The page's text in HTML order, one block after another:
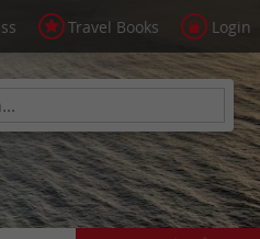
Travel Books Login